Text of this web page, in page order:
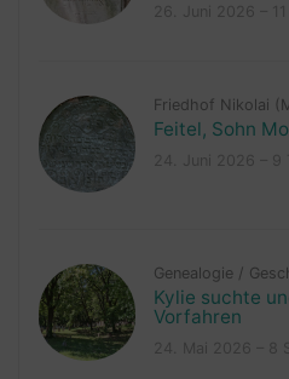
Friedhof Nikolai
Feitel, Sohn
Genealogie /
Kylie suchte
Vorfahren